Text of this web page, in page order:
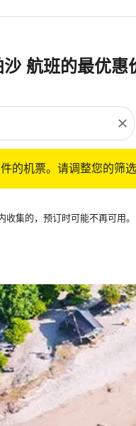
航班的最优惠
close
的机票。请调整您的筛选
集的，预订时可能不再可用